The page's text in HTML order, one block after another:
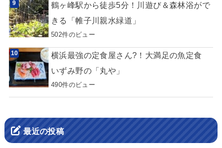
鶴ヶ峰駅から徒歩5分！川遊び＆森林浴がで
きる「帷子川親水緑道」
502件のビュー
横浜最強の定食屋さん?！大満足の魚定食
いずみ野の「丸や」
490件のビュー
最近の投稿